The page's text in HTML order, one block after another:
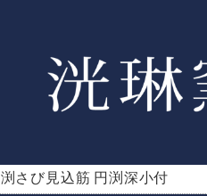
渕さび見込筋 円渕深小付